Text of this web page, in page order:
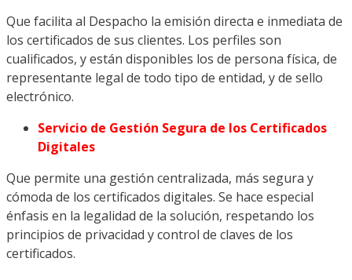
Que facilita al Despacho la emisión directa e inmediata de
los certificados de sus clientes. Los perfiles son
cualificados, y están disponibles los de persona física, de
representante legal de todo tipo de entidad, y de sello
electrónico.
Servicio de Gestión Segura de los Certificados
Digitales
Que permite una gestión centralizada, más segura y
cómoda de los certificados digitales. Se hace especial
énfasis en la legalidad de la solución, respetando los
principios de privacidad y control de claves de los
certificados.